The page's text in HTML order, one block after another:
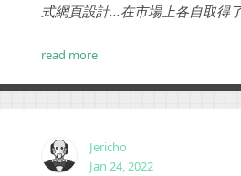
式網頁設計...在市場上各自取得
read more
Jericho
Jan 24, 2022